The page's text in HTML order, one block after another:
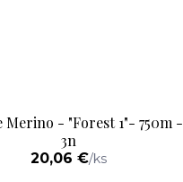
Merino - "Forest 1"- 750m -
3n
20,06 €/ks